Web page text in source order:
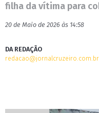
filha da vítima para
20 de Maio de 2026 às 14:58
DA REDAÇÃO
redacao@jornalcruzeiro.com.br